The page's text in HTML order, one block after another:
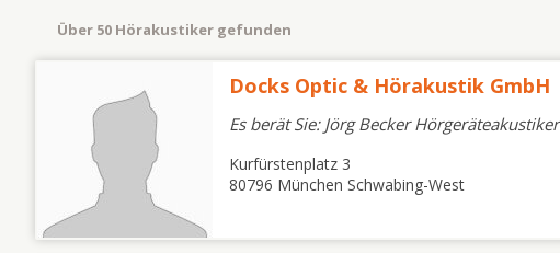
Über 50 Hörakustiker gefunden
Docks Optic & Hörakustik GmbH
Es berät Sie: Jörg Becker Hörgeräteakustiker
Kurfürstenplatz 3
80796 München Schwabing-West